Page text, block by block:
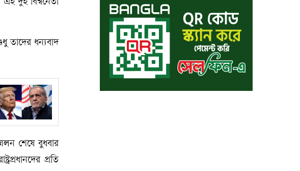
এই দুই বিশ্বনেতা
তাদের ধন্যবাদ
শেষে বুধবার
প্রতি